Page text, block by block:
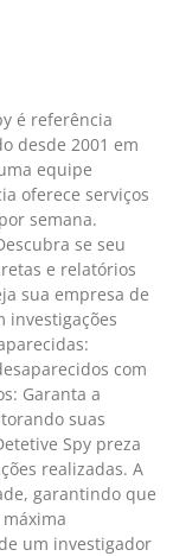
é referência
desde 2001 em
equipe
oferece serviços
semana.
se seu
e relatórios
sua empresa de
investigações
com
Garanta a
suas
Spy preza
realizadas. A
garantindo que
um investigador